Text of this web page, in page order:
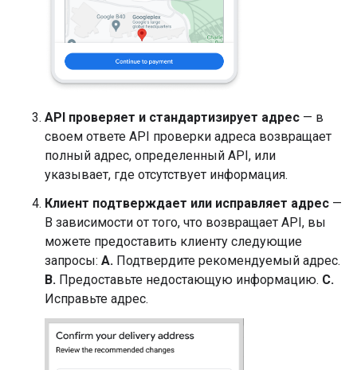
API проверяет и стандартизирует адрес — в
своем ответе API проверки адреса возвращает
полный адрес, определенный API, или
указывает, где отсутствует информация.
Клиент подтверждает или исправляет адрес —
В зависимости от того, что возвращает API, вы
можете предоставить клиенту следующие
запросы: A. Подтвердите рекомендуемый адрес.
B. Предоставьте недостающую информацию. C.
Исправьте адрес.